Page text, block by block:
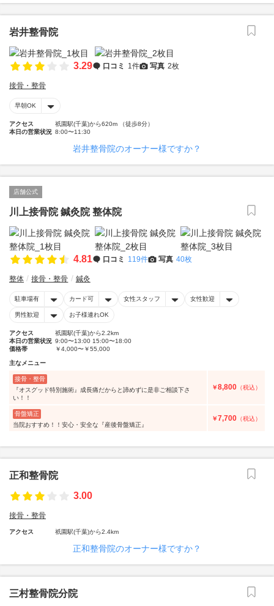
岩井整骨院
3.29 口コミ 1件 写真 2枚
接骨・整骨
早朝OK
アクセス
祇園駅(千葉)から620m （徒歩8分）
本日の営業状況 8:00〜11:30
岩井整骨院のオーナー様ですか？
店舗公式
川上接骨院 鍼灸院 整体院
4.81 口コミ 119件 写真 40枚
整体 接骨・整骨 鍼灸
駐車場有 カード可 女性スタッフ 女性歓迎
男性歓迎 お子様連れOK
アクセス
祇園駅(千葉)から2.2km
本日の営業状況 9:00〜13:00 15:00〜18:00
価格帯
￥4,000〜￥55,000
主なメニュー
接骨・整骨
『オスグッド特別施術』成長痛だからと諦めずに是非ご相談下さ
い！！
￥8,800 （税込）
骨盤矯正
当院おすすめ！！安心・安全な『産後骨盤矯正』
￥7,700 （税込）
正和整骨院
3.00
接骨・整骨
アクセス 祇園駅(千葉)から2.4km
正和整骨院のオーナー様ですか？
三村整骨院分院